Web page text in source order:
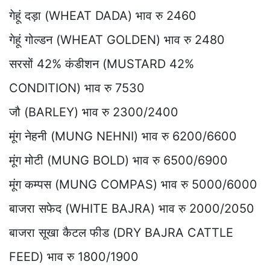
गेहूं दड़ा (WHEAT DADA) भाव रु 2460
गेहूं गोल्डन (WHEAT GOLDEN) भाव रु 2480
सरसों 42% कंडीशन (MUSTARD 42%
CONDITION) भाव रु 7530
जौ (BARLEY) भाव रु 2300/2400
मूंग नेहनी (MUNG NEHNI) भाव रु 6200/6600
मूंग मोटी (MUNG BOLD) भाव रु 6500/6900
मूंग कम्पस (MUNG COMPAS) भाव रु 5000/6000
बाजरा सफेद (WHITE BAJRA) भाव रु 2000/2050
बाजरा सूखा कैटल फीड (DRY BAJRA CATTLE
FEED) भाव रु 1800/1900